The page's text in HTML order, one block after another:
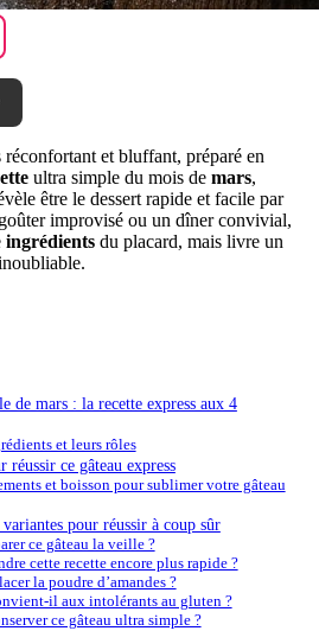
réconfortant et bluffant, préparé en
ultra simple du mois de mars,
être le dessert rapide et facile par
improvisé ou un dîner convivial,
ingrédients du placard, mais livre un
de mars : la recette express aux 4
et leurs rôles
réussir ce gâteau express
et boisson pour sublimer votre gâteau
pour réussir à coup sûr
ce gâteau la veille ?
cette recette encore plus rapide ?
la poudre d’amandes ?
il aux intolérants au gluten ?
ce gâteau ultra simple ?